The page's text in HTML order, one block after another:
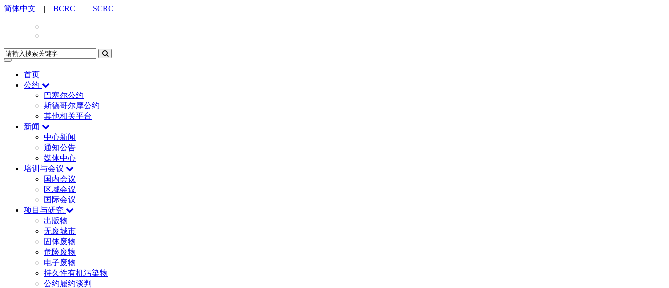
简体中文 | BCRC | SCRC
首页
公约
巴塞尔公约
斯德哥尔摩公约
其他相关平台
新闻
中心新闻
通知公告
媒体中心
培训与会议
国内会议
区域会议
国际会议
项目与研究
出版物
无废城市
固体废物
危险废物
电子废物
持久性有机污染物
公约履约谈判